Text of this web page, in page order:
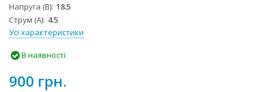
Напруга (В) 18.5
Струм (А) 4.5
Усі характеристики
В наявності
900 грн.